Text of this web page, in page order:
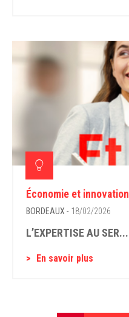
Économie et innovation
BORDEAUX - 18/02/2026
L’EXPERTISE AU SER...
En savoir plus